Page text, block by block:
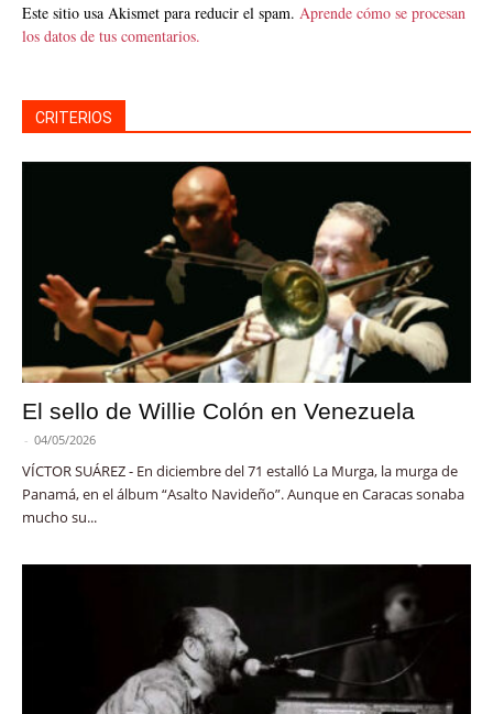
Este sitio usa Akismet para reducir el spam. Aprende cómo se procesan
los datos de tus comentarios.
CRITERIOS
El sello de Willie Colón en Venezuela
- 04/05/2026
VÍCTOR SUÁREZ - En diciembre del 71 estalló La Murga, la murga de
Panamá, en el álbum “Asalto Navideño”. Aunque en Caracas sonaba
mucho su...